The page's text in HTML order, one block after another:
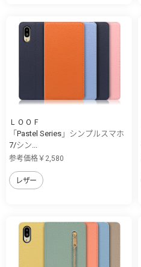
ＬＯＯＦ
「Pastel Series」シンプルスマホ
7/シン...
参考価格￥2,580
レザー